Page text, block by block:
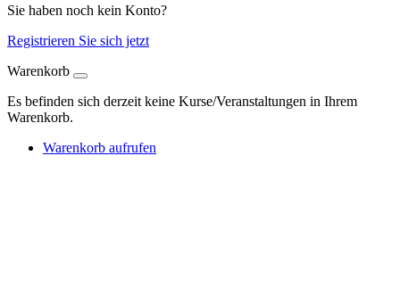
Sie haben noch kein Konto?
Registrieren Sie sich jetzt
Warenkorb
Es befinden sich derzeit keine Kurse/Veranstaltungen in Ihrem
Warenkorb.
Warenkorb aufrufen